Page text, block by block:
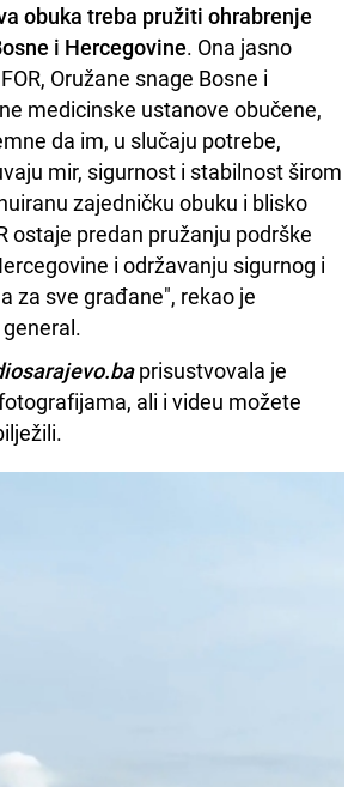
obuka treba pružiti ohrabrenje
i Hercegovine. Ona jasno
Oružane snage Bosne i
medicinske ustanove obučene,
da im, u slučaju potrebe,
mir, sigurnost i stabilnost širom
zajedničku obuku i blisko
ostaje predan pružanju podrške
i održavanju sigurnog i
za sve građane", rekao je
prisustvovala je
ali i videu možete